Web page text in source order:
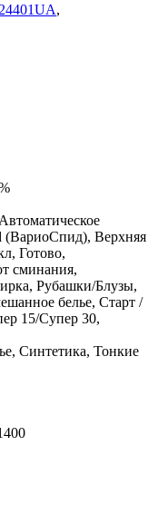
,
(ВариоСпид), Верхняя
Готово,
сминания,
Рубашки/Блузы,
белье, Старт /
15/Супер 30,
Синтетика, Тонкие